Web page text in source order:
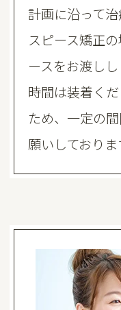
計画に沿って
スピース矯正
ースをお渡し
時間は装着く
ため、一定の
願いしておりま